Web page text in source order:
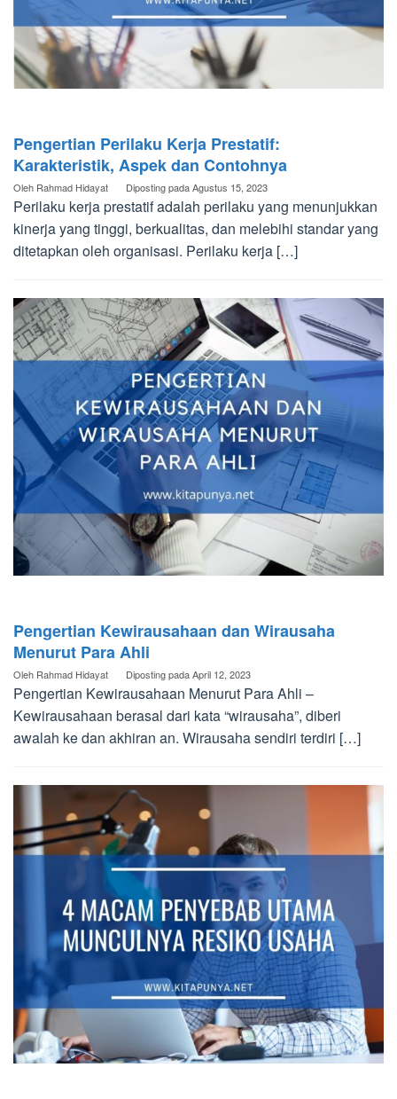
Pengertian Perilaku Kerja Prestatif:
Karakteristik, Aspek dan Contohnya
Oleh Rahmad Hidayat Diposting padaAgustus 15, 2023
Perilaku kerja prestatif adalah perilaku yang menunjukkan
kinerja yang tinggi, berkualitas, dan melebihi standar yang
ditetapkan oleh organisasi. Perilaku kerja […]
Pengertian Kewirausahaan dan Wirausaha
Menurut Para Ahli
Oleh Rahmad Hidayat Diposting padaApril 12, 2023
Pengertian Kewirausahaan Menurut Para Ahli –
Kewirausahaan berasal dari kata “wirausaha”, diberi
awalah ke dan akhiran an. Wirausaha sendiri terdiri […]